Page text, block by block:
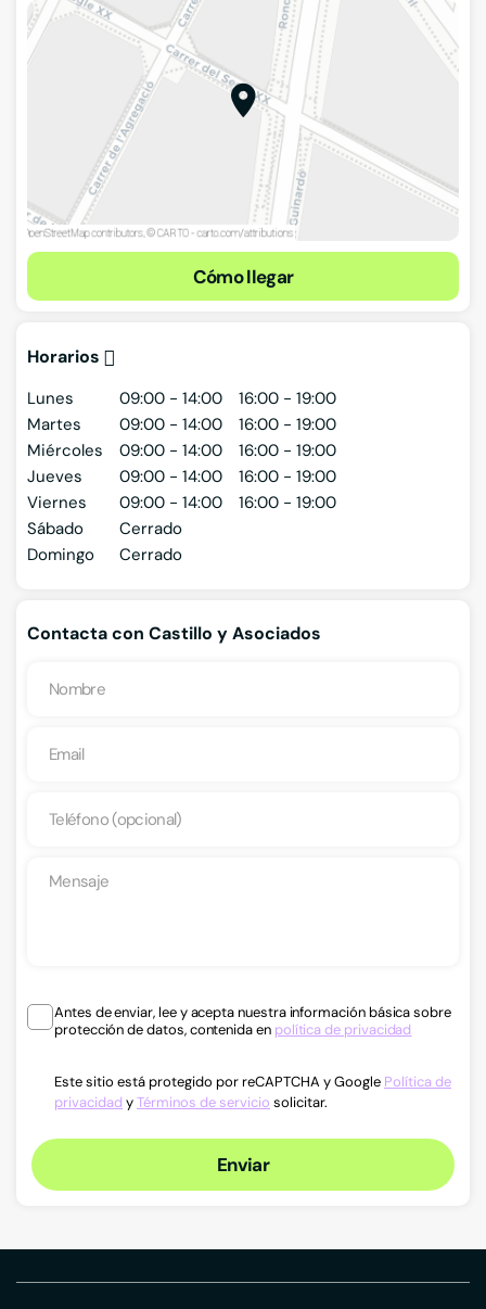
Cómo llegar
Horarios
Lunes 09:00 - 14:00
16:00 - 19:00
Martes
09:00 - 14:00
16:00 - 19:00
Miércoles
09:00 - 14:00
16:00 - 19:00
Jueves
09:00 - 14:00
16:00 - 19:00
Viernes
09:00 - 14:00
16:00 - 19:00
Sábado
Cerrado
Domingo
Cerrado
Contacta con Castillo y Asociados
Antes de enviar, lee y acepta nuestra información básica sobre
protección de datos, contenida en política de privacidad
Este sitio está protegido por reCAPTCHA y Google Política de
privacidad yTérminos de servicio solicitar.
Enviar